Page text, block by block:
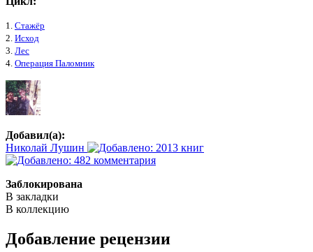
1. Стажёр
2. Исход
3. Лес
4. Операция Паломник
Добавил(а):
Николай Лушин
Заблокирована
В закладки
В коллекцию
Добавление рецензии